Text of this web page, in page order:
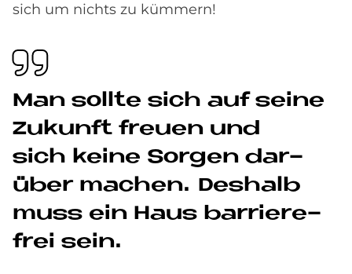
sich um nichts zu kümmern!
Man soll­te sich auf sei­ne
Zu­kun­ft freu­en und
sich kei­ne Sor­gen dar­
über ma­chen. Des­halb
muss ein Haus bar­rie­re­
frei sein.